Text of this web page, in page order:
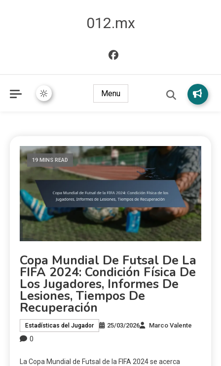
012.mx
Menu
19 MINS READ
Copa Mundial De Futsal De La
FIFA 2024: Condición Física De
Los Jugadores, Informes De
Lesiones, Tiempos De
Recuperación
Estadísticas del Jugador 25/03/2026 Marco Valente
0
La Copa Mundial de Futsal de la FIFA 2024 se acerca